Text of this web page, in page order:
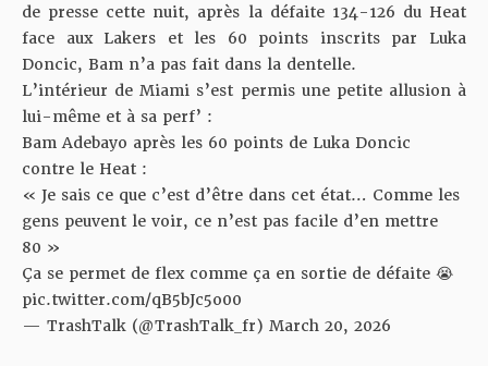
de presse cette nuit, après la défaite 134-126 du Heat
face aux Lakers et les 60 points inscrits par Luka
Doncic, Bam n’a pas fait dans la dentelle.
L’intérieur de Miami s’est permis une petite allusion à
lui-même et à sa perf’ :
Bam Adebayo après les 60 points de Luka Doncic
contre le Heat :
« Je sais ce que c’est d’être dans cet état… Comme les
gens peuvent le voir, ce n’est pas facile d’en mettre
80 »
Ça se permet de flex comme ça en sortie de défaite 😭
pic.twitter.com/qB5bJc5o00
— TrashTalk (@TrashTalk_fr) March 20, 2026